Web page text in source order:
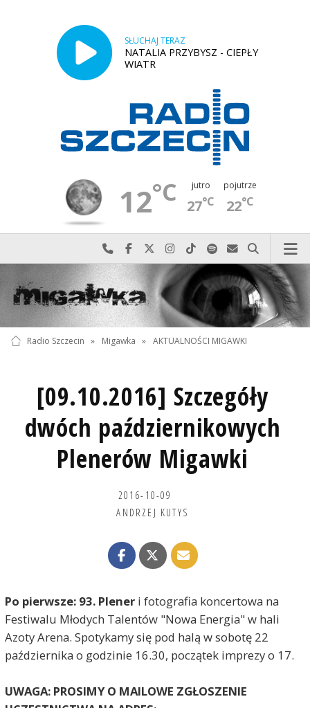
SŁUCHAJ TERAZ
NATALIA PRZYBYSZ - CIEPŁY
WIATR
12°C jutro
27°C
pojutrze
22°C
Najlepiej po prostu do nas zadzwoń
Odwiedź nas na Facebook-u
Odwiedź nas na X
Odwiedź nas na Instagram-ie
Odwiedź nas na TikTok-u
Szukaj nas na Spotify
Wyślij do nas
Szukaj
Radio Szczecin » Migawka » AKTUALNOŚCI MIGAWKI
[09.10.2016] Szczegóły
dwóch październikowych
Plenerów Migawki
2016-10-09
ANDRZEJ KUTYS
Po pierwsze: 93. Pleneri fotografia koncertowa na
Festiwalu Młodych Talentów "Nowa Energia" w hali
Azoty Arena. Spotykamy się pod halą w sobotę 22
października o godzinie 16.30, początek imprezy o 17.
UWAGA: PROSIMY O MAILOWE ZGŁOSZENIE